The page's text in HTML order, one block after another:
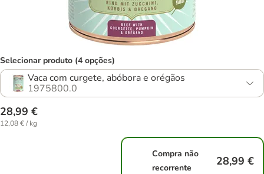
Selecionar produto (4 opções)
Vaca com curgete, abóbora e orégãos
1975800.0
28,99 €
12,08 € / kg
Compra não
recorrente
28,99 €